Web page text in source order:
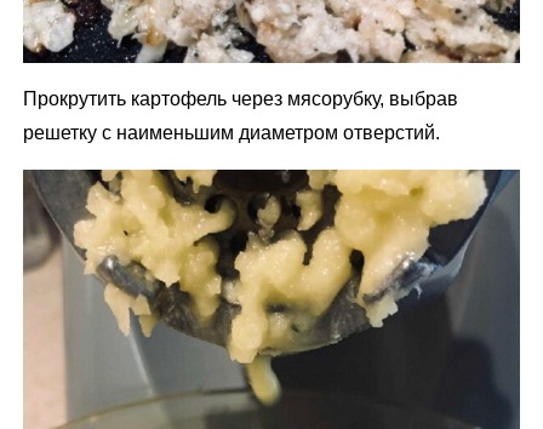
Прокрутить картофель через мясорубку, выбрав
решетку с наименьшим диаметром отверстий.